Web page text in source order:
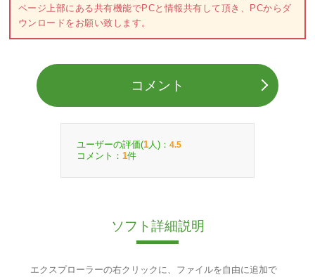
ページ上部にある共有機能でPCと情報共有して頂き、PCからダ
ウンロードをお願い致します。
コメント
ユーザーの評価(1 人)： 4.5
コメント： 1件
ソフト詳細説明
エクスプローラーの右クリックに、ファイルを自由に追加で